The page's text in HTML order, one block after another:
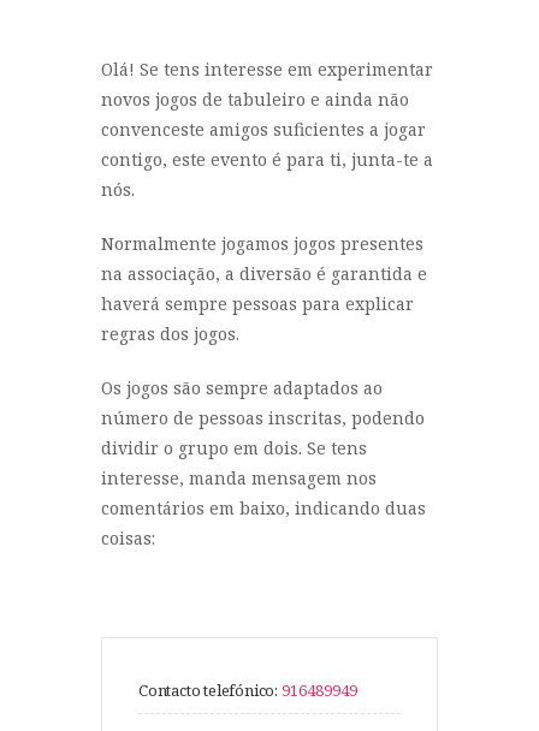
Olá! Se tens interesse em experimentar
novos jogos de tabuleiro e ainda não
convenceste amigos suficientes a jogar
contigo, este evento é para ti, junta-te a
nós.
Normalmente jogamos jogos presentes
na associação, a diversão é garantida e
haverá sempre pessoas para explicar
regras dos jogos.
Os jogos são sempre adaptados ao
número de pessoas inscritas, podendo
dividir o grupo em dois. Se tens
interesse, manda mensagem nos
comentários em baixo, indicando duas
coisas:
Contacto telefónico: 916489949